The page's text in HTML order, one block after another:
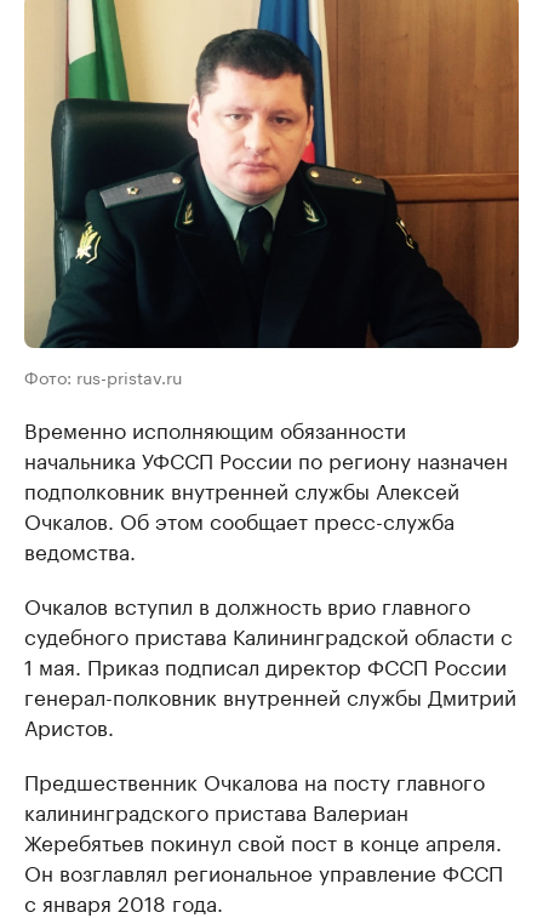
Фото: rus-pristav.ru
Временно исполняющим обязанности
начальника УФССП России по региону назначен
подполковник внутренней службы Алексей
Очкалов. Об этом сообщает пресс-служба
ведомства.
Очкалов вступил в должность врио главного
судебного пристава Калининградской области с
1 мая. Приказ подписал директор ФССП России
генерал-полковник внутренней службы Дмитрий
Аристов.
Предшественник Очкалова на посту главного
калининградского пристава Валериан
Жеребятьев покинул свой пост в конце апреля.
Он возглавлял региональное управление ФССП
с января 2018 года.